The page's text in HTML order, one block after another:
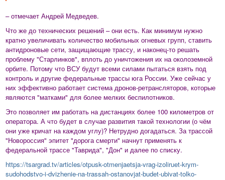
– отмечает Андрей Медведев.
Что же до технических решений – они есть. Как минимум нужно
кратно увеличивать количество мобильных огневых групп, ставить
антидроновые сети, защищающие трассу, и наконец-то решать
проблему "Старлинков", вплоть до уничтожения их на околоземной
орбите. Потому что ВСУ будут всеми силами пытаться взять под
контроль и другие федеральные трассы юга России. Уже сейчас у
них эффективно работает система дронов-ретрансляторов, которые
являются "матками" для более мелких беспилотников.
Это позволяет им работать на дистанциях более 100 километров от
оператора. А что будет в случае развития такой технологии (о чём
они уже кричат на каждом углу)? Нетрудно догадаться. За трассой
"Новороссия" эпитет "дорога смерти" начнут применять к
федеральной трассе "Таврида", "Дон" и далее по списку.
https://tsargrad.tv/articles/otpusk-otmenjaetsja-vrag-izoliruet-krym-
sudohodstvo-i-dvizhenie-na-trassah-ostanovjat-budet-ubivat-tolko-